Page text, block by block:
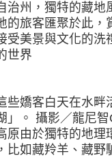
治州，獨特的藏
的旅客匯聚於此
受美景與文化的洗
世界
些嬌客白天在水
」。 攝影／龍尼
原由於獨特的地理
比如藏羚羊、藏野